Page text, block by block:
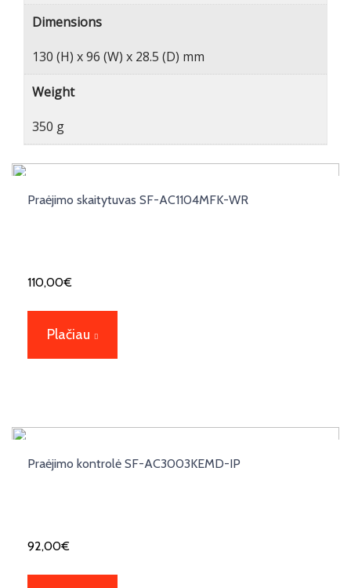
Dimensions
130 (H) x 96 (W) x 28.5 (D) mm
Weight
350 g
Praėjimo skaitytuvas SF-AC1104MFK-WR
110,00€
Plačiau
Praėjimo kontrolė SF-AC3003KEMD-IP
92,00€